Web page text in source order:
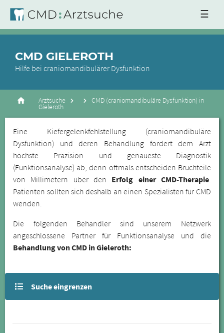
☰
CMD GIELEROTH
Hilfe bei craniomandibulärer Dysfunktion
Arztsuche CMD (craniomandibuläre Dysfunktion) in
Gieleroth
Eine Kiefergelenkfehlstellung (craniomandibuläre
Dysfunktion) und deren Behandlung fordert dem Arzt
höchste Präzision und genaueste Diagnostik
(Funktionsanalyse) ab, denn oftmals entscheiden Bruchteile
von Millimetern über den Erfolg einer CMD-Therapie.
Patienten sollten sich deshalb an einen Spezialisten für CMD
wenden.
Die folgenden Behandler sind unserem Netzwerk
angeschlossene Partner für Funktionsanalyse und die
Behandlung von CMD in Gieleroth:
Suche eingrenzen